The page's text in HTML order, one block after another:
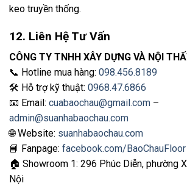
keo truyền thống.
12. Liên Hệ Tư Vấn
CÔNG TY TNHH XÂY DỰNG VÀ NỘI
📞 Hotline mua hàng: 098.456.8189
🛠️ Hỗ trợ kỹ thuật: 0968.47.6866
📧 Email: cuabaochau@gmail.com –
admin@suanhabaochau.com
🌐 Website: suanhabaochau.com
📘 Fanpage: facebook.com/BaoChauFloor
🏠 Showroom 1: 296 Phúc Diễn, phường
Nội